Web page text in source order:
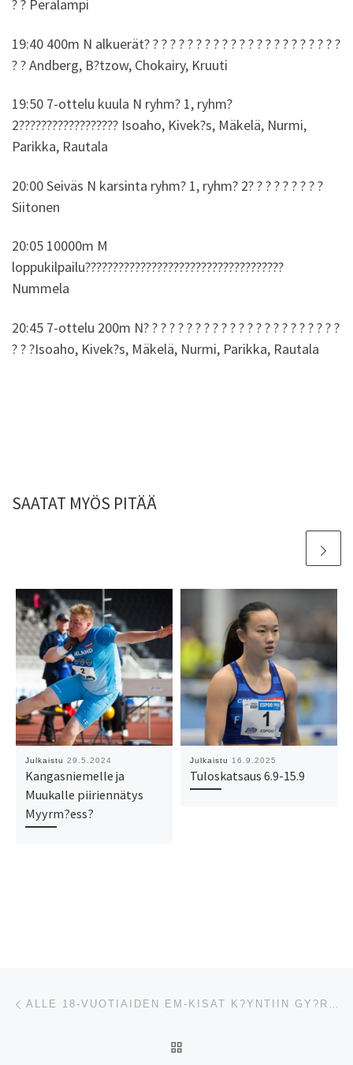
? ? Perälampi
19:40 400m N alkuerät? ? ? ? ? ? ? ? ? ? ? ? ? ? ? ? ? ? ? ? ? ? ?
? ? Andberg, B?tzow, Chokairy, Kruuti
19:50 7-ottelu kuula N ryhm? 1, ryhm?
2?????????????????? Isoaho, Kivek?s, Mäkelä, Nurmi,
Parikka, Rautala
20:00 Seiväs N karsinta ryhm? 1, ryhm? 2? ? ? ? ? ? ? ? ?
Siitonen
20:05 10000m M
loppukilpailu????????????????????????????????????
Nummela
20:45 7-ottelu 200m N? ? ? ? ? ? ? ? ? ? ? ? ? ? ? ? ? ? ? ? ? ? ?
? ? ?Isoaho, Kivek?s, Mäkelä, Nurmi, Parikka, Rautala
SAATAT MYÖS PITÄÄ
Julkaistu 29.5.2024
Kangasniemelle ja
Muukalle piiriennätys
Myyrm?ess?
Julkaistu 16.9.2025
Tuloskatsaus 6.9-15.9
Artikkelien navigointi ALLE 18-VUOTIAIDEN EM-KISAT K?YNTIIN GY?RISS? TORSTAINA